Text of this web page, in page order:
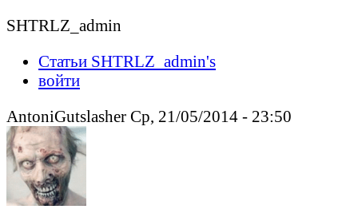
SHTRLZ_admin
Статьи SHTRLZ_admin's
войти
AntoniGutslasher Ср, 21/05/2014 - 23:50